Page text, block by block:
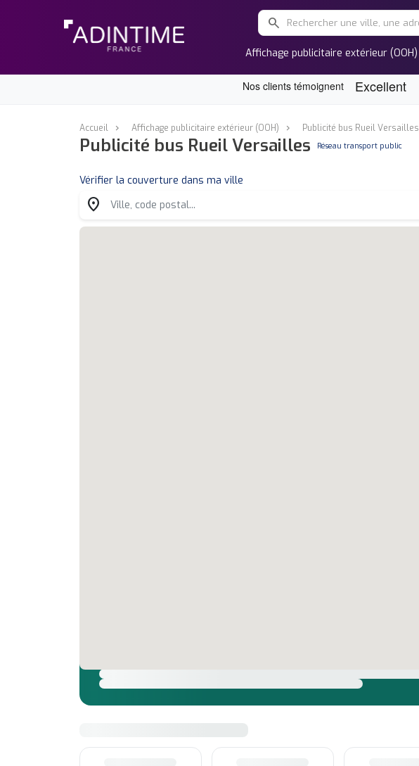
search
Affichage publicitaire extérieur (OOH)
Accueil Affichage publicitaire extérieur (OOH) Publicité bus Rueil Versailles
Publicité bus Rueil Versailles none
Réseau transport public
Vérifier la couverture dans ma ville
location_on